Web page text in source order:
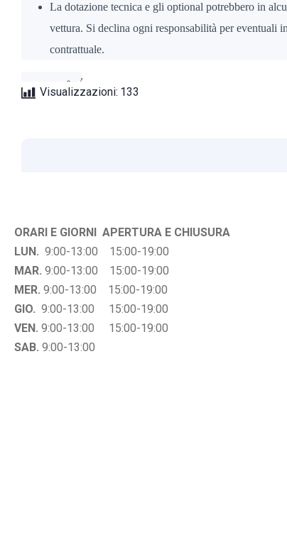
La dotazione tecnica e gli optional potrebbero in
vettura. Si declina ogni responsabilità per eventuali
contrattuale.
A
:
S
t
a
b
Visualizzazioni: 133
ORARI E GIORNI APERTURA E CHIUSURA
LUN. 9:00-13:00 15:00-19:00
MAR. 9:00-13:00 15:00-19:00
MER. 9:00-13:00 15:00-19:00
GIO. 9:00-13:00 15:00-19:00
VEN. 9:00-13:00 15:00-19:00
SAB. 9:00-13:00